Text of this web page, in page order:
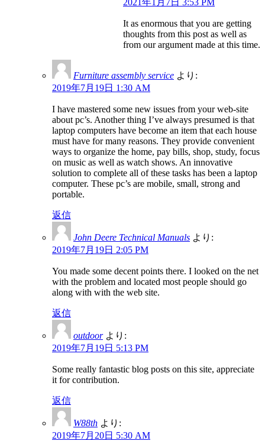
It as enormous that you are getting
thoughts from this post as well as
from our argument made at this time.
Furniture assembly service より:
2019年7月19日 1:30 AM
I have mastered some new issues from your web-site
about pc’s. Another thing I’ve always presumed is that
laptop computers have become an item that each house
must have for many reasons. They provide convenient
ways to organize the home, pay bills, shop, study, focus
on music as well as watch shows. An innovative
solution to complete all of these tasks has been a laptop
computer. These pc’s are mobile, small, strong and
portable.
返信
John Deere Technical Manuals より:
2019年7月19日 2:05 PM
You made some decent points there. I looked on the net
with the problem and located most people should go
along with with the web site.
返信
outdoor より:
2019年7月19日 5:13 PM
Some really fantastic blog posts on this site, appreciate
it for contribution.
返信
W88th より:
2019年7月20日 5:30 AM